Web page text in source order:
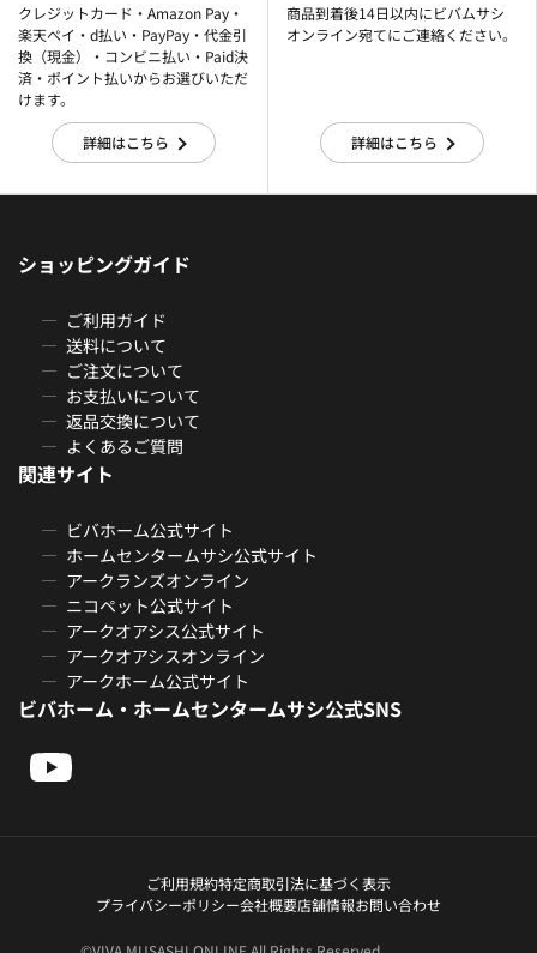
クレジットカード・Amazon Pay・
楽天ぺイ・d払い・PayPay・代金引
換（現金）・コンビニ払い・Paid決
済・ポイント払いからお選びいただ
けます。
詳細はこちら
商品到着後14日以内にビバムサシ
オンライン宛てにご連絡ください。
詳細はこちら
ショッピングガイド
ご利用ガイド
送料について
ご注文について
お支払いについて
返品交換について
よくあるご質問
関連サイト
ビバホーム公式サイト
ホームセンタームサシ公式サイト
アークランズオンライン
ニコペット公式サイト
アークオアシス公式サイト
アークオアシスオンライン
アークホーム公式サイト
ビバホーム・ホームセンタームサシ公式SNS
ご利用規約特定商取引法に基づく表示
プライバシーポリシー会社概要店舗情報お問い合わせ